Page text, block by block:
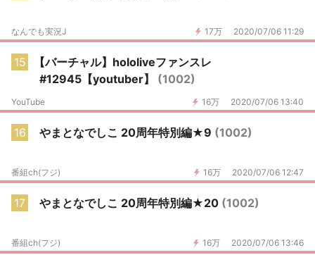
17万 2020/07/06 11:29
なんでも実況J
15
【バーチャル】hololiveファンスレ
#12945【youtuber】 (1002)
16万 2020/07/06 13:40
YouTube
16 やまとなでしこ 20周年特別編★9 (1002)
16万 2020/07/06 12:47
番組ch(フジ)
17 やまとなでしこ 20周年特別編★20 (1002)
16万 2020/07/06 13:46
番組ch(フジ)